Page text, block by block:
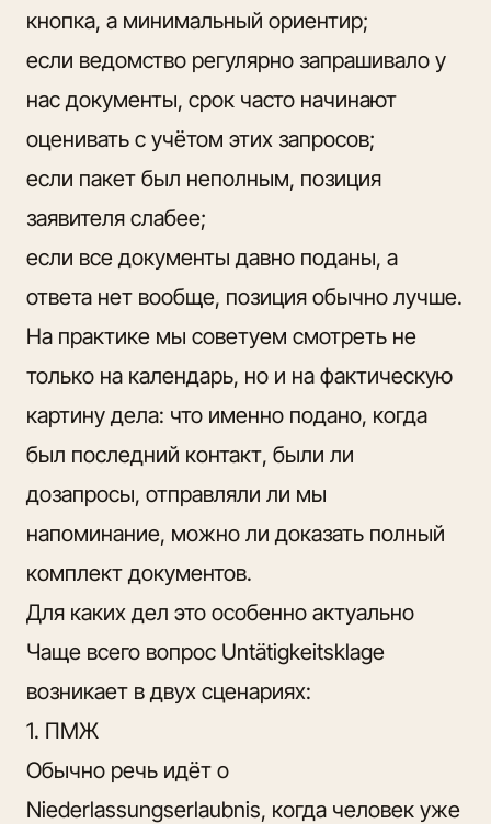
кнопка, а минимальный ориентир;
если ведомство регулярно запрашивало у
нас документы, срок часто начинают
оценивать с учётом этих запросов;
если пакет был неполным, позиция
заявителя слабее;
если все документы давно поданы, а
ответа нет вообще, позиция обычно лучше.
На практике мы советуем смотреть не
только на календарь, но и на фактическую
картину дела: что именно подано, когда
был последний контакт, были ли
дозапросы, отправляли ли мы
напоминание, можно ли доказать полный
комплект документов.
Для каких дел это особенно актуально
Чаще всего вопрос Untätigkeitsklage
возникает в двух сценариях:
1. ПМЖ
Обычно речь идёт о
Niederlassungserlaubnis, когда человек уже